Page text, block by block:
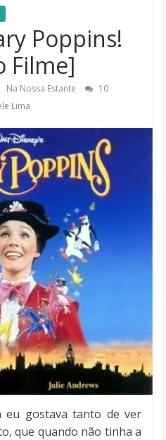
Poppins!
Filme]
Na Nossa Estante
10
Lima
eu gostava tanto de ver
que quando não tinha a